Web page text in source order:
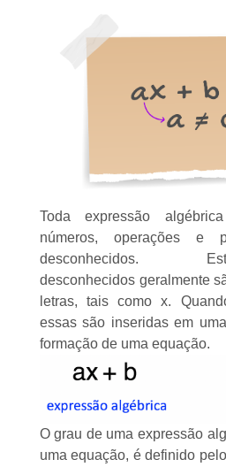
Toda expressão
números, operações e
desconhecidos.
desconhecidos geralmente
letras, tais como x.
essas são inseridas em
formação de uma equação.
O grau de uma expressão
uma equação, é definido pelo